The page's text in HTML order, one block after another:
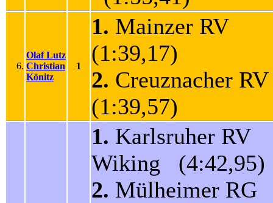
6.
Olaf Lutz
Christian
Könitz
1
1. Mainzer RV
(1:39,17)
2. Creuznacher
(1:39,57)
1. Karlsruher RV
Wiking (4:42,95)
2. Mülheimer RG